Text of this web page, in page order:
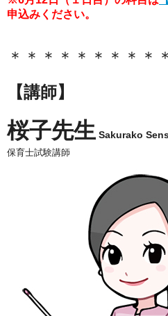
申込みください。
＊＊＊＊＊＊＊＊＊
【講師】
桜子先生 Sakurako
保育士試験講師